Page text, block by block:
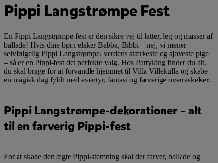
Pippi Langstrømpe Fest
En Pippi Langstrømpe-fest er den sikre vej til latter, leg og masser af
ballade! Hvis dine børn elsker Babba, Bibbi – nej, vi mener
selvfølgelig Pippi Langstrømpe, verdens stærkeste og sjoveste pige
– så er en Pippi-fest det perfekte valg. Hos Partyking finder du alt,
du skal bruge for at forvandle hjemmet til Villa Villekulla og skabe
en magisk dag fyldt med eventyr, fantasi og farverige overraskelser.
Pippi Langstrømpe-dekorationer – alt
til en farverig Pippi-fest
For at skabe den ægte Pippi-stemning skal der farver, ballade og